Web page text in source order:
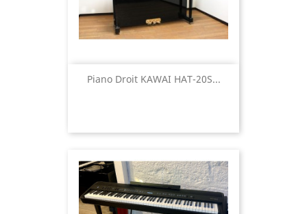
Piano Droit KAWAI HAT-20S...